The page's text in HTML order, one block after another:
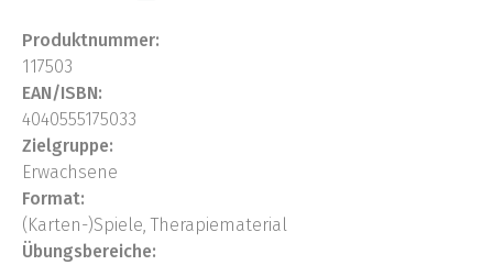
Produktnummer:
117503
EAN/ISBN:
4040555175033
Zielgruppe:
Erwachsene
Format:
(Karten-)Spiele, Therapiematerial
Übungsbereiche: